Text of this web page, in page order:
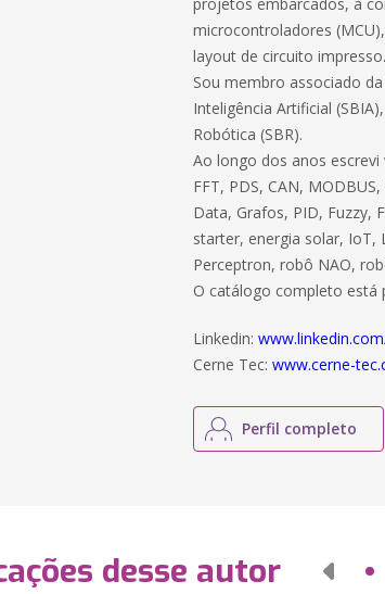
microcontroladores
layout de circuito impresso.
Sou membro associado
Inteligência Artificial
Robótica (SBR).
Ao longo dos anos
FFT, PDS, CAN,
Data, Grafos, PID, Fuzzy,
starter, energia solar, IoT,
Perceptron, robô NAO,
O catálogo completo está
Linkedin:
Cerne Tec:www.cerne-
Perfil completo
desse autor